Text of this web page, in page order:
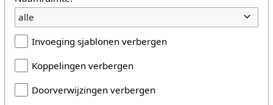
alle
Invoeging sjablonen verbergen
Koppelingen verbergen
Doorverwijzingen verbergen